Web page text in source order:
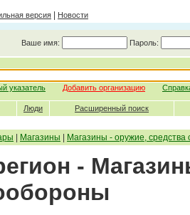
версия Новости
Ваше имя: Пароль:
указатель Добавить организацию
Люди Расширенный поиск
Магазины Магазины - оружие,
-